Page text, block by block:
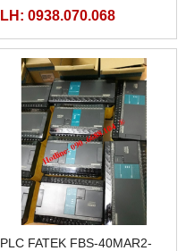
CB2, FBS-CB5
LH: 0938.070.068
PLC FATEK FBS-40MAR2-